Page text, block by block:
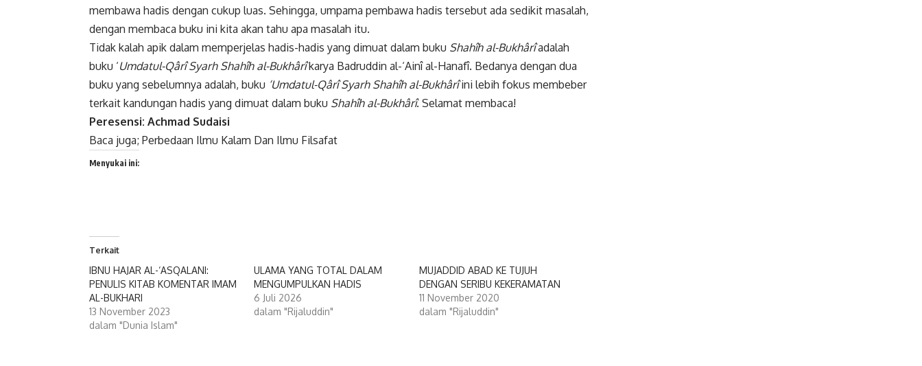
membawa hadis dengan cukup luas. Sehingga, umpama pembawa hadis tersebut ada sedikit masalah,
dengan membaca buku ini kita akan tahu apa masalah itu.
Tidak kalah apik dalam memperjelas hadis-hadis yang dimuat dalam buku Shahîh al-Bukhârîadalah
buku ‘Umdatul-Qârî Syarh Shahîh al-Bukhârîkarya Badruddin al-‘Ainî al-Hanafî. Bedanya dengan dua
buku yang sebelumnya adalah, buku ‘Umdatul-Qârî Syarh Shahîh al-Bukhârîini lebih fokus membeber
terkait kandungan hadis yang dimuat dalam buku Shahîh al-Bukhârî. Selamat membaca!
Peresensi: Achmad Sudaisi
Baca juga; Perbedaan Ilmu Kalam Dan Ilmu Filsafat
Menyukai ini:
Terkait
IBNU HAJAR AL-‘ASQALANI:
PENULIS KITAB KOMENTAR IMAM
AL-BUKHARI
13 November 2023
dalam "Dunia Islam"
ULAMA YANG TOTAL DALAM
MENGUMPULKAN HADIS
6 Juli 2026
dalam "Rijaluddin"
MUJADDID ABAD KE TUJUH
DENGAN SERIBU KEKERAMATAN
11 November 2020
dalam "Rijaluddin"